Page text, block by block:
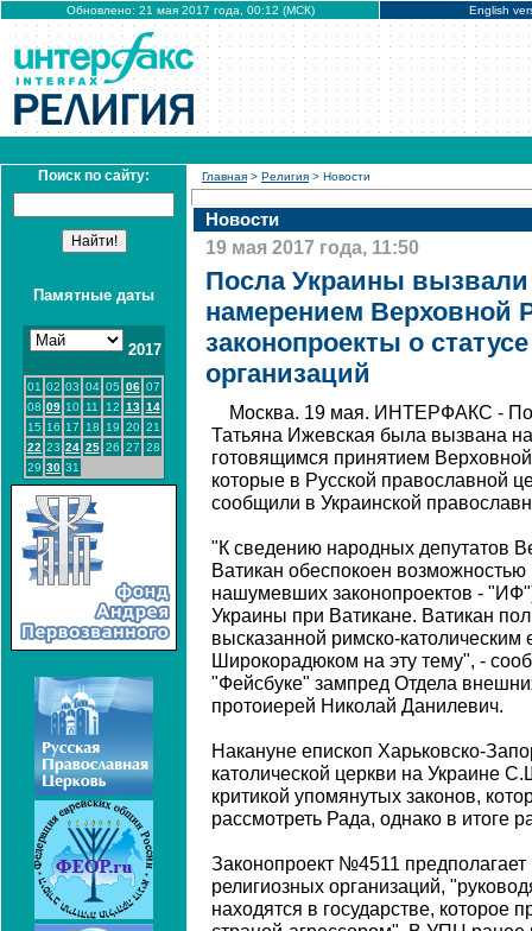
Обновлено: 21 мая 2017 года, 00:12 (МСК) English
Поиск по сайту:
Памятные даты
2017
01 02 03 04 05 06 07
08 09 10 11 12 13 14
15 16 17 18 19 20 21
22 23 24 25 26 27 28
29 30 31
Главная > Религия > Новости
Новости
19 мая 2017 года, 11:50
Посла Украины вызвали
намерением Верховной
законопроекты о
организаций
Москва. 19 мая. ИНТЕРФАКС -
Татьяна Ижевская была вызвана
готовящимся принятием
которые в Русской православной
сообщили в Украинской
"К сведению народных депутатов
Ватикан обеспокоен
нашумевших законопроектов -
Украины при Ватикане. Ватикан
высказанной римско-
Широкорадюком на эту тему", -
"Фейсбуке" зампред Отдела
протоиерей Николай Данилевич.
Накануне епископ Харьковско-
католической церкви на Украине
критикой упомянутых законов,
рассмотреть Рада, однако в итоге
Законопроект №4511
религиозных организаций,
находятся в государстве, которое